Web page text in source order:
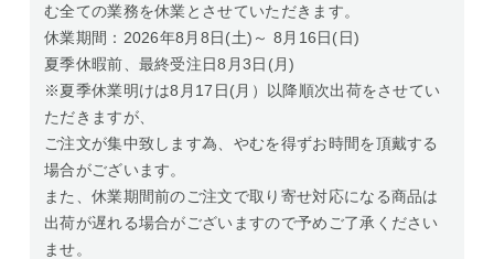
む全ての業務を休業とさせていただきます。
休業期間：2026年8月8日(土)～ 8月16日(日)
夏季休暇前、最終受注日8月3日(月)
※夏季休業明けは8月17日(月）以降順次出荷をさせてい
ただきますが、
ご注文が集中致します為、やむを得ずお時間を頂戴する
場合がございます。
また、休業期間前のご注文で取り寄せ対応になる商品は
出荷が遅れる場合がございますので予めご了承ください
ませ。